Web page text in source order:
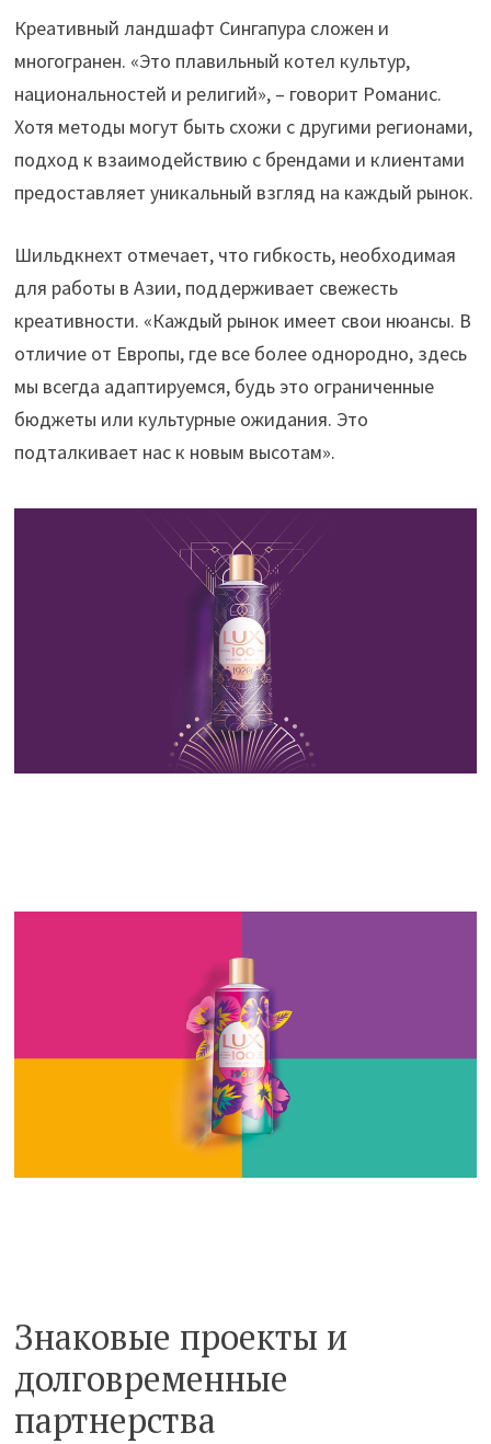
Креативный ландшафт Сингапура сложен и
многогранен. «Это плавильный котел культур,
национальностей и религий», – говорит Романис.
Хотя методы могут быть схожи с другими регионами,
подход к взаимодействию с брендами и клиентами
предоставляет уникальный взгляд на каждый рынок.
Шильдкнехт отмечает, что гибкость, необходимая
для работы в Азии, поддерживает свежесть
креативности. «Каждый рынок имеет свои нюансы. В
отличие от Европы, где все более однородно, здесь
мы всегда адаптируемся, будь это ограниченные
бюджеты или культурные ожидания. Это
подталкивает нас к новым высотам».
Знаковые проекты и
долговременные
партнерства